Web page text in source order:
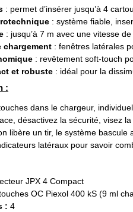
: permet d’insérer jusqu’à 4
: système fiable,
: jusqu’à 7 m avec une vitesse
chargement : fenêtres latérales
: revêtement soft-touch
et robuste : idéal pour la
:
dans le chargeur,
désactivez la sécurité, visez
libère un tir, le système
latéraux pour savoir
JPX 4 Compact
OC Piexol 400 kS (9 ml
: 4